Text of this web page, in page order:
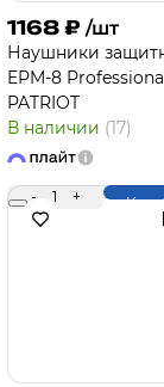
1168 ₽ /шт
Наушники
EPM-8
PATRIOT
В наличии (17)
- 1 +